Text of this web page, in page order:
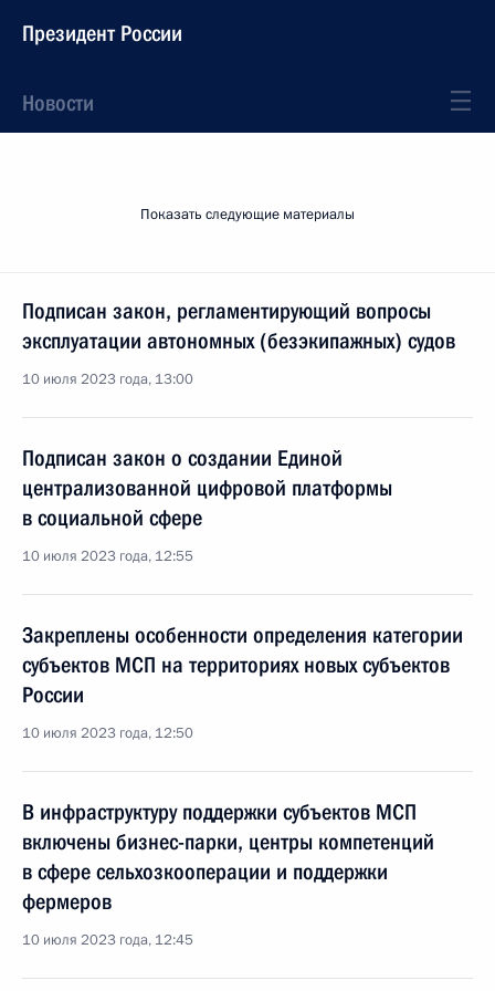
Президент России
Новости
Показать следующие материалы
Подписан закон, регламентирующий вопросы
эксплуатации автономных (безэкипажных) судов
10 июля 2023 года, 13:00
Подписан закон о создании Единой
централизованной цифровой платформы
в социальной сфере
10 июля 2023 года, 12:55
Закреплены особенности определения категории
субъектов МСП на территориях новых субъектов
России
10 июля 2023 года, 12:50
В инфраструктуру поддержки субъектов МСП
включены бизнес-парки, центры компетенций
в сфере сельхозкооперации и поддержки
фермеров
10 июля 2023 года, 12:45